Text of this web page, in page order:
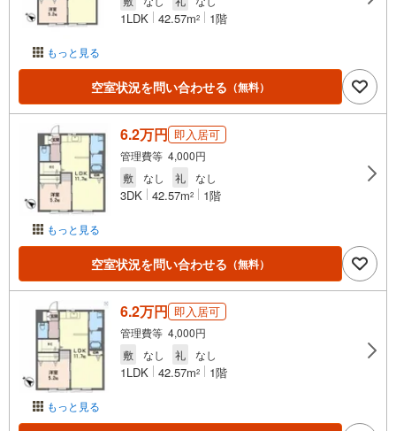
もっと見る
1LDK 42.57m2 1階
空室状況を問い合わせる （無料）
もっと見る
6.2万円 即入居可
管理費等 4,000円
敷
なし 礼 なし
3DK 42.57m2 1階
空室状況を問い合わせる （無料）
もっと見る
6.2万円 即入居可
管理費等 4,000円
敷
なし 礼 なし
1LDK 42.57m2 1階